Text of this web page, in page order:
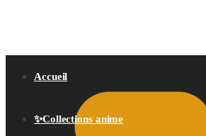
Accueil
✨Collections anime